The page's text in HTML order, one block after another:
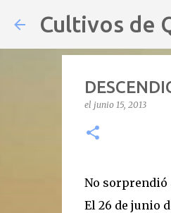
Cultivos de
el junio 15, 2013
No sorprendió
El 26 de junio